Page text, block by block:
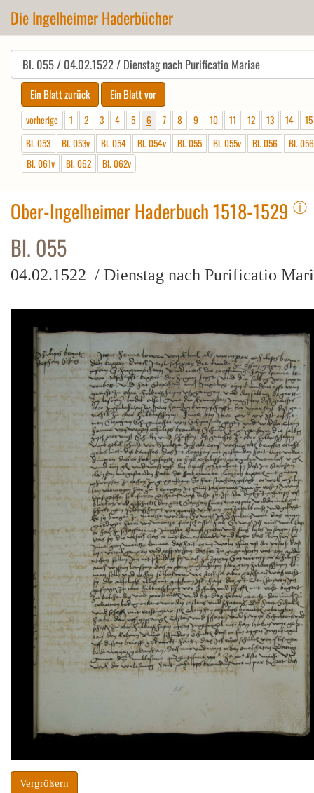
Die Ingelheimer Haderbücher
vorherige 1 2 3 4 5 6 7 8 9 10 11 12 13 14
15
Bl. 053
Bl. 053v Bl. 054 Bl. 054v Bl. 055 Bl. 055v Bl. 056
Bl.
Bl. 061v
Bl. 062 Bl. 062v
Ober-Ingelheimer Haderbuch 1518-1529 ⓘ
Bl. 055
04.02.1522 / Dienstag nach Purificatio
Vergrößern